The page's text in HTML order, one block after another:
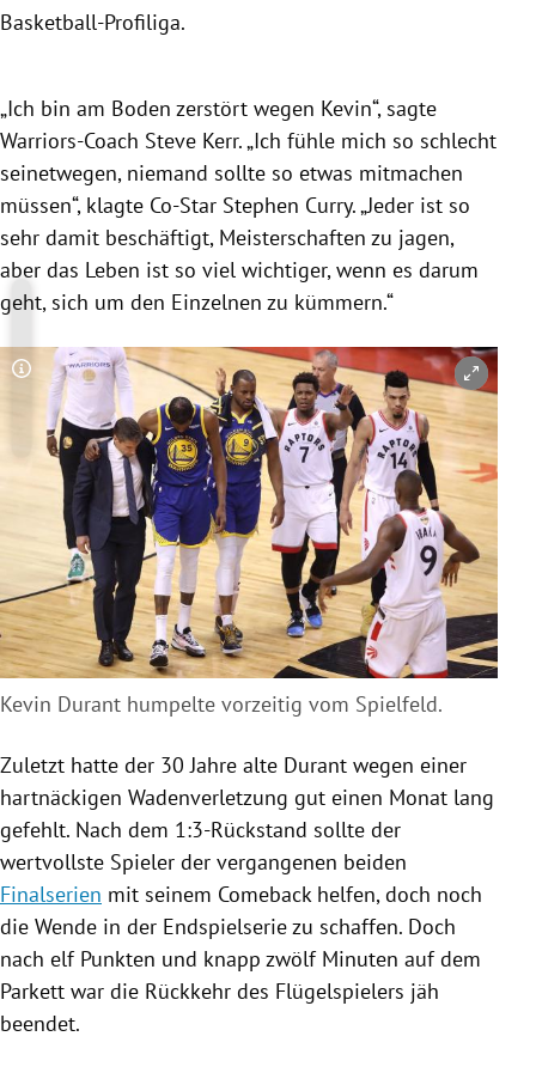
Basketball-Profiliga.
„Ich bin am Boden zerstört wegen Kevin“, sagte
Warriors-Coach Steve Kerr. „Ich fühle mich so schlecht
seinetwegen, niemand sollte so etwas mitmachen
müssen“, klagte Co-Star Stephen Curry. „Jeder ist so
sehr damit beschäftigt, Meisterschaften zu jagen,
aber das Leben ist so viel wichtiger, wenn es darum
geht, sich um den Einzelnen zu kümmern.“
Copyright-Hinweis öffnen/schließen
Kevin Durant humpelte vorzeitig vom Spielfeld.
Zuletzt hatte der 30 Jahre alte Durant wegen einer
hartnäckigen Wadenverletzung gut einen Monat lang
gefehlt. Nach dem 1:3-Rückstand sollte der
wertvollste Spieler der vergangenen beiden
Finalserien mit seinem Comeback helfen, doch noch
die Wende in der Endspielserie zu schaffen. Doch
nach elf Punkten und knapp zwölf Minuten auf dem
Parkett war die Rückkehr des Flügelspielers jäh
beendet.